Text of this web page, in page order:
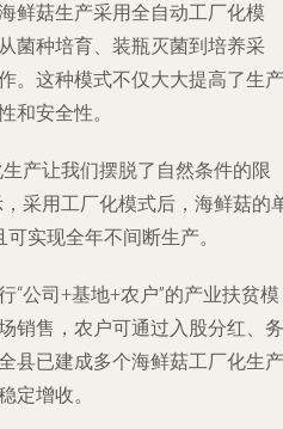
鲜菇生产采用全自动工厂化模
菌种培育、装瓶灭菌到培养采
。这种模式不仅大大提高了生产
和安全性。
产让我们摆脱了自然条件的限
采用工厂化模式后，海鲜菇的
实现全年不间断生产。
“公司+基地+农户”的产业扶贫模
销售，农户可通过入股分红、务
县已建成多个海鲜菇工厂化生产
定增收。